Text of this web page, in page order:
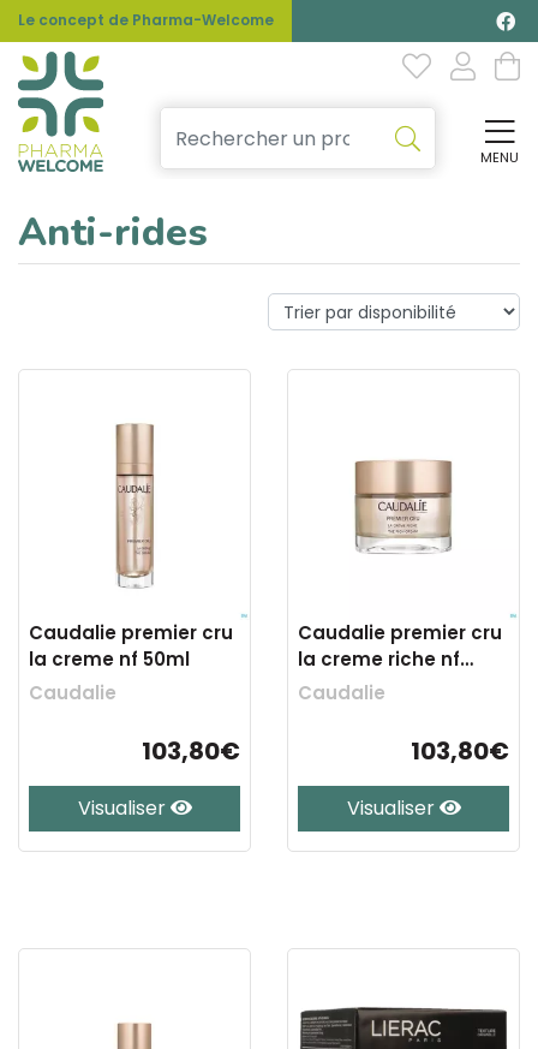
Le concept de Pharma-Welcome
MENU
Anti-rides
Caudalie premier cru
la creme nf 50ml
Caudalie
103,80€
Visualiser
Caudalie premier cru
la creme riche nf
50ml
Caudalie
103,80€
Visualiser